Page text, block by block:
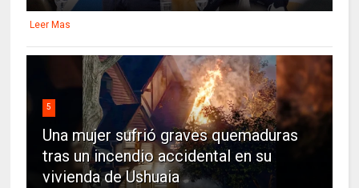
Leer Mas
5
Una mujer sufrió graves quemaduras
tras un incendio accidental en su
vivienda de Ushuaia